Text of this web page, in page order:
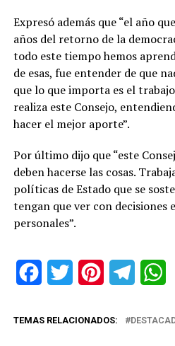
Expresó además que “el año
años del retorno de la
todo este tiempo hemos
de esas, fue entender de que
que lo que importa es el
realiza este Consejo,
hacer el mejor aporte”.
Por último dijo que “este
deben hacerse las cosas.
políticas de Estado que se
tengan que ver con decisiones
personales”.
FacebookTwitter PinterestTelegram
TEMAS RELACIONADOS: